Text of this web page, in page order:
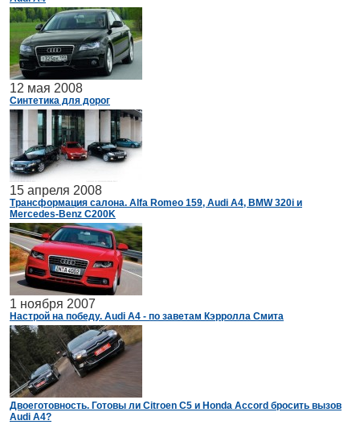
12 мая 2008
Синтетика для дорог
15 апреля 2008
Трансформация салона. Alfa Romeo 159, Audi A4, BMW 320i и
Mercedes-Benz C200K
1 ноября 2007
Настрой на победу. Audi A4 - по заветам Кэрролла Смита
Двоеготовность. Готовы ли Citroen C5 и Honda Accord бросить вызов
Audi A4?